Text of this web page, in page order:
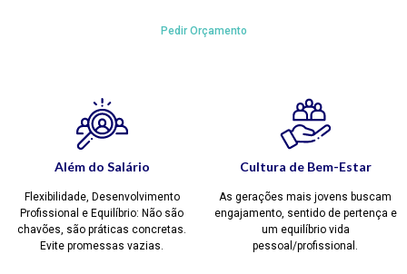
Pedir Orçamento
Além do Salário
Flexibilidade, Desenvolvimento
Profissional e Equilíbrio: Não são
chavões, são práticas concretas.
Evite promessas vazias.
Cultura de Bem-Estar
As gerações mais jovens buscam
engajamento, sentido de pertença e
um equilíbrio vida
pessoal/profissional.